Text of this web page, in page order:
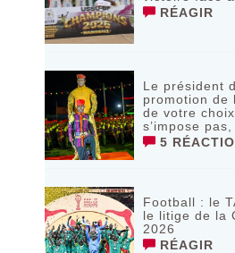
RÉAGIR
Le président
promotion de
de votre
s’impose
5
Football : le
le litige de la
2026
RÉAGIR